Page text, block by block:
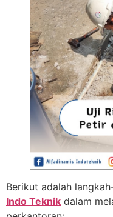
Berikut adalah
Indo Teknik dalam